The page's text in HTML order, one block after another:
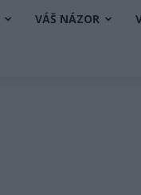
VÁŠ NÁZOR